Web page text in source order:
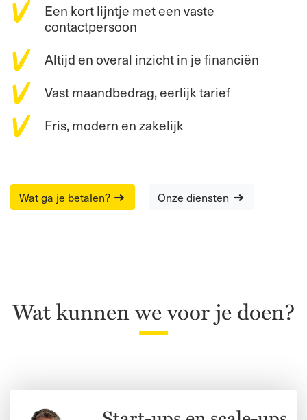
Een kort lijntje met een vaste
contactpersoon
Altijd en overal inzicht in je financiën
Vast maandbedrag, eerlijk tarief
Fris, modern en zakelijk
Wat ga je betalen? Onze diensten
Wat kunnen we voor je doen?